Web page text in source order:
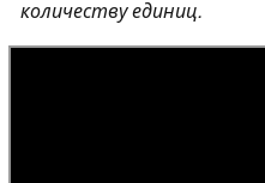
количеству единиц.